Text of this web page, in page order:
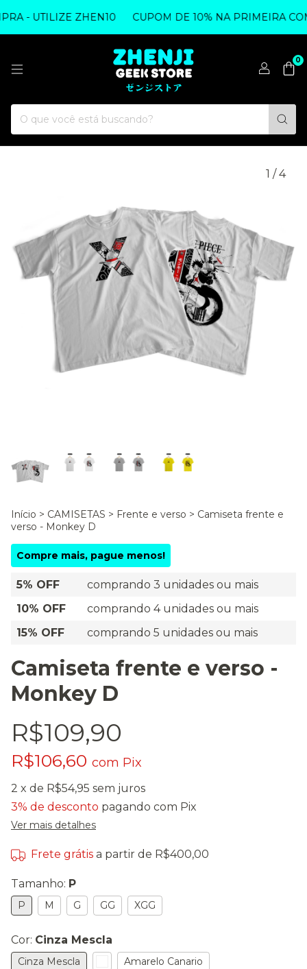
- UTILIZE ZHEN10 CUPOM DE 10% NA PRIMEIRA
0
1 / 4
Início > CAMISETAS > Frente e verso > Camiseta frente e
verso - Monkey D
Compre mais, pague menos!
5% OFF
comprando 3 unidades ou mais
10% OFF
comprando 4 unidades ou mais
15% OFF
comprando 5 unidades ou mais
Camiseta frente e verso -
Monkey D
R$109,90
R$106,60 com Pix
2 x de R$54,95 sem juros
3% de desconto pagando com Pix
Ver mais detalhes
Frete grátis a partir de R$400,00
Tamanho: P
P M G GG XGG
Cor: Cinza Mescla
Cinza Mescla Amarelo Canario